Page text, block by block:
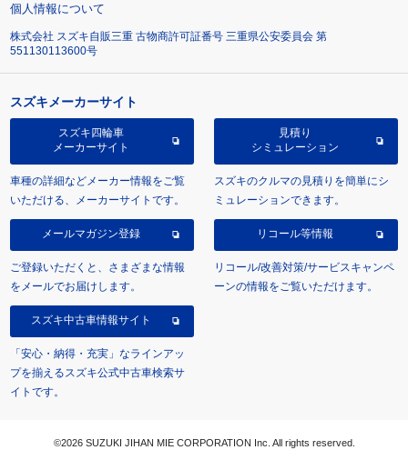
個人情報について
株式会社 スズキ自販三重 古物商許可証番号 三重県公安委員会 第
551130113600号
スズキメーカーサイト
スズキ四輪車
メーカーサイト
車種の詳細などメーカー情報をご覧
いただける、メーカーサイトです。
見積り
シミュレーション
スズキのクルマの見積りを簡単にシ
ミュレーションできます。
メールマガジン登録
ご登録いただくと、さまざまな情報
をメールでお届けします。
リコール等情報
リコール/改善対策/サービスキャンペ
ーンの情報をご覧いただけます。
スズキ中古車情報サイト
「安心・納得・充実」なラインアッ
プを揃えるスズキ公式中古車検索サ
イトです。
©2026 SUZUKI JIHAN MIE CORPORATION Inc. All rights reserved.